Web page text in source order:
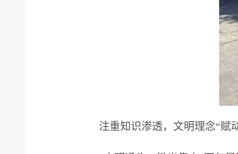
注重知识渗透，文明理念“赋